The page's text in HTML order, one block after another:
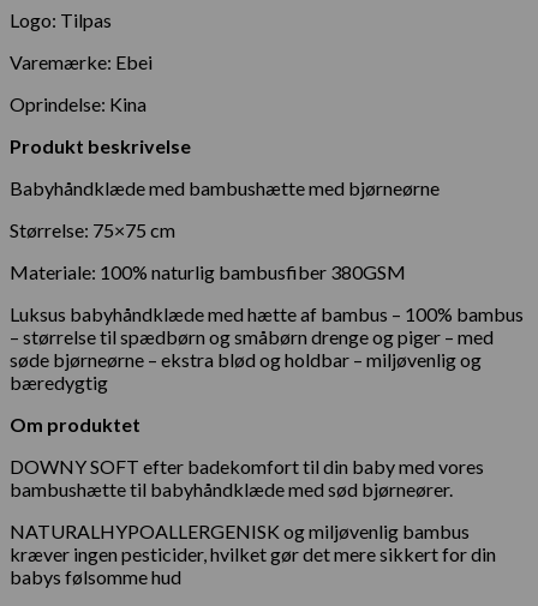
Logo: Tilpas
Varemærke: Ebei
Oprindelse: Kina
Produkt beskrivelse
Babyhåndklæde med bambushætte med bjørneørne
Størrelse: 75×75 cm
Materiale: 100% naturlig bambusfiber 380GSM
Luksus babyhåndklæde med hætte af bambus – 100% bambus
– størrelse til spædbørn og småbørn drenge og piger – med
søde bjørneørne – ekstra blød og holdbar – miljøvenlig og
bæredygtig
Om produktet
DOWNY SOFT efter badekomfort til din baby med vores
bambushætte til babyhåndklæde med sød bjørneører.
NATURALHYPOALLERGENISK og miljøvenlig bambus
kræver ingen pesticider, hvilket gør det mere sikkert for din
babys følsomme hud